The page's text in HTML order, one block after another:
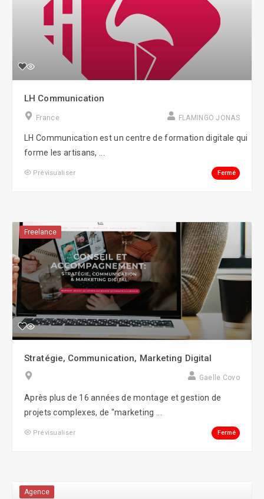
LH Communication
France FLAMINGO JONAS
LH Communication est un centre de formation digitale qui
forme les artisans, ...
Prévisualiser Fermé
Freelance
Stratégie, Communication, Marketing Digital
Gaelle Covo
Après plus de 16 années de montage et gestion de
projets complexes, de "marketing ...
Prévisualiser Fermé
Agence